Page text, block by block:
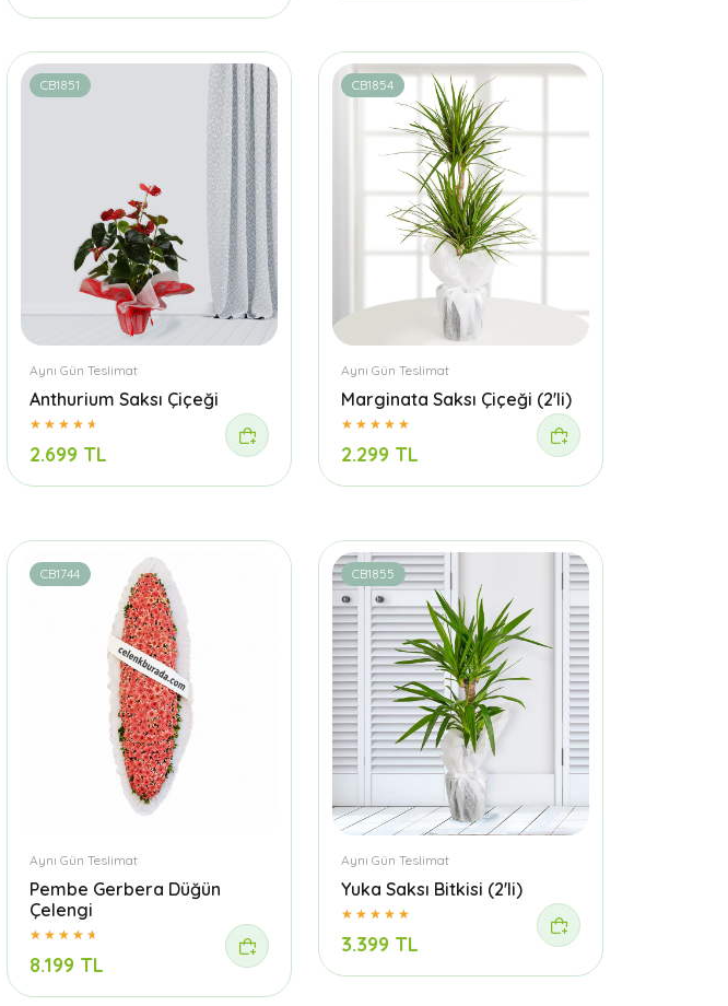
CB1851
Aynı Gün Teslimat
Anthurium Saksı Çiçeği
2.699 TL
CB1854
Aynı Gün Teslimat
Marginata Saksı Çiçeği (2'li)
2.299 TL
CB1744
Aynı Gün Teslimat
Pembe Gerbera Düğün
Çelengi
8.199 TL
CB1855
Aynı Gün Teslimat
Yuka Saksı Bitkisi (2'li)
3.399 TL